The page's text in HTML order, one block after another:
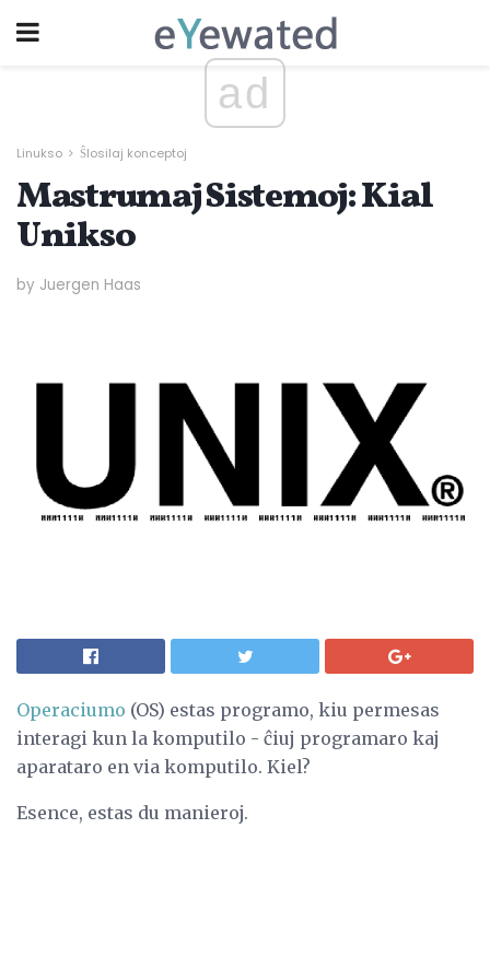
ad
Linukso Ŝlosilaj konceptoj
Mastrumaj Sistemoj: Kial
Unikso
by Juergen Haas
Operaciumo (OS) estas programo, kiu permesas
interagi kun la komputilo - ĉiuj programaro kaj
aparataro en via komputilo. Kiel?
Esence, estas du manieroj.